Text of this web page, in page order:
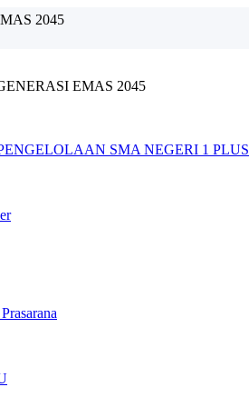
2045
EMAS 2045
SMA NEGERI 1